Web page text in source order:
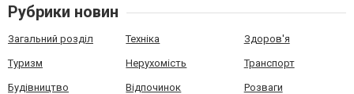
Рубрики новин
Загальний розділ Техніка Здоров'я
Туризм Нерухомість Транспорт
Будівництво Відпочинок Розваги